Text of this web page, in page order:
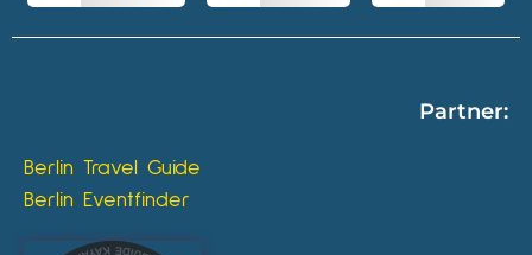
Partner:
Berlin Travel Guide
Berlin Eventfinder